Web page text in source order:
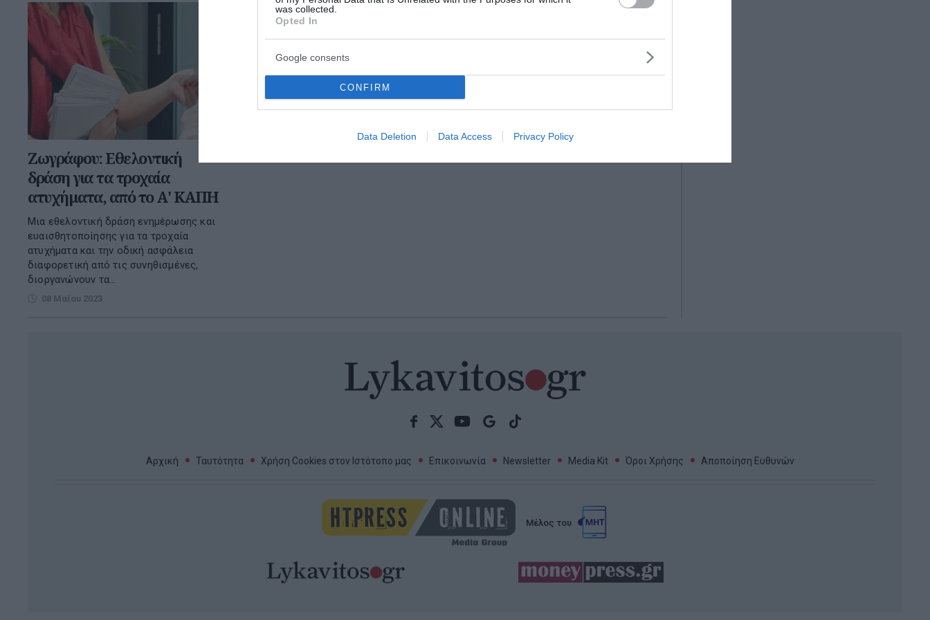
was collected.
Opted In
Google consents
CONFIRM
Data Deletion Data Access Privacy Policy
Ζωγράφου: Εθελοντική
δράση για τα τροχαία
ατυχήματα, από το Α' ΚΑΠΗ
Μια εθελοντική δράση ενημέρωσης και
ευαισθητοποίησης για τα τροχαία
ατυχήματα και την οδική ασφάλεια
διαφορετική από τις συνηθισμένες,
διοργανώνουν τα...
08 Μαΐου 2023
Αρχική Ταυτότητα Χρήση Cookies στον Ιστότοπο μας Επικοινωνία Newsletter Media Kit Όροι Χρήσης Αποποίηση Ευθυνών
Μέλος του